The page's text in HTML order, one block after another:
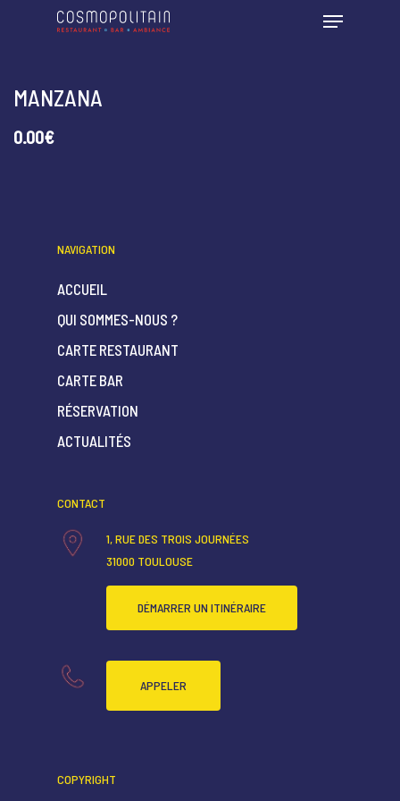
MANZANA
0.00€
NAVIGATION
ACCUEIL
QUI SOMMES-NOUS ?
CARTE RESTAURANT
CARTE BAR
RÉSERVATION
ACTUALITÉS
CONTACT
1, RUE DES TROIS JOURNÉES
31000 TOULOUSE
DÉMARRER UN ITINÉRAIRE
APPELER
COPYRIGHT
CARTE BAR
RÉSERVATION
ACTUALITÉS